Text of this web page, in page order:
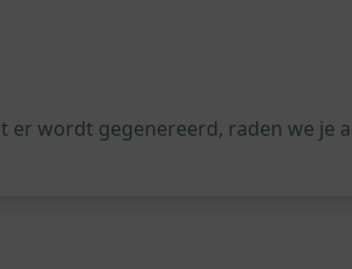
wordt gegenereerd, raden we je